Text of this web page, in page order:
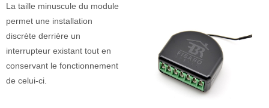
La taille minuscule du module
permet une installation
discrète derrière un
interrupteur existant tout en
conservant le fonctionnement
de celui-ci.